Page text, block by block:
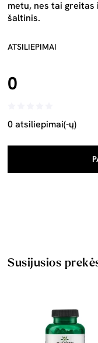
metu, nes tai greitas
šaltinis.
ATSILIEPIMAI
0
0 atsiliepimai(-ų)
Susijusios